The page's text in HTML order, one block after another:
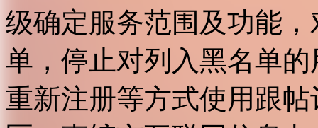
级确定服务范围及功能
单，停止对列入黑名单
重新注册等方式使用跟